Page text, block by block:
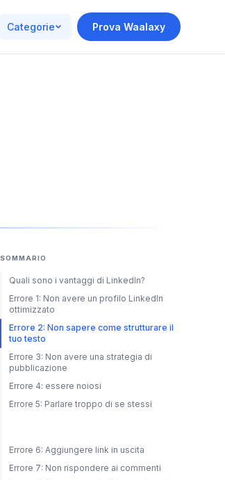
Categorie Prova Waalaxy
SOMMARIO
Quali sono i vantaggi di LinkedIn?
Errore 1: Non avere un profilo LinkedIn
ottimizzato
Errore 2: Non sapere come strutturare il
tuo testo
Errore 3: Non avere una strategia di
pubblicazione
Errore 4: essere noiosi
Errore 5: Parlare troppo di se stessi
Errore 6: Aggiungere link in uscita
Errore 7: Non rispondere ai commenti